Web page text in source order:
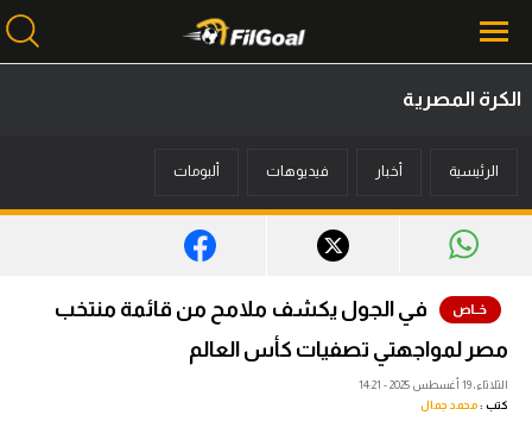
أخبار
ميركاتو
فانتازي في الجول
الكرة المصرية
الرئيسية أخبار فيديوهات ألبومات
في الجول يكشف ملامح من قائمة منتخب
مصر لمواجهتي تصفيات كأس العالم
الثلاثاء، 19 أغسطس 2025 - 14:21
كتب :محمد جمال